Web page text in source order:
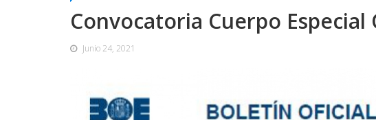
Convocatoria Cuerpo Especial
Junio 24, 2021